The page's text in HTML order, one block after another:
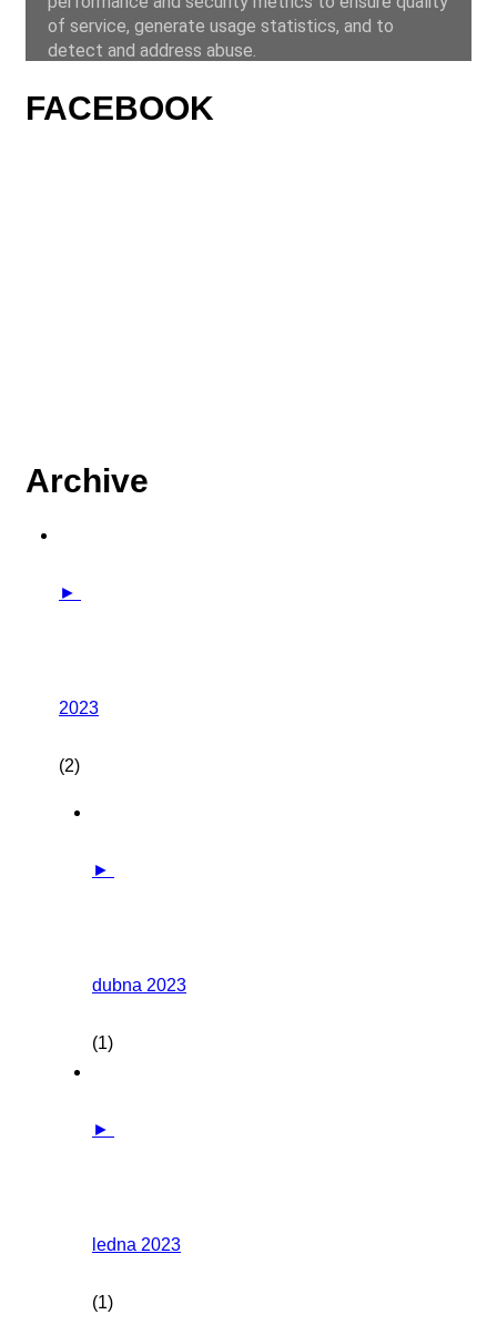
FACEBOOK
Archive
►
2023
(2)
►
dubna 2023
(1)
►
ledna 2023
(1)